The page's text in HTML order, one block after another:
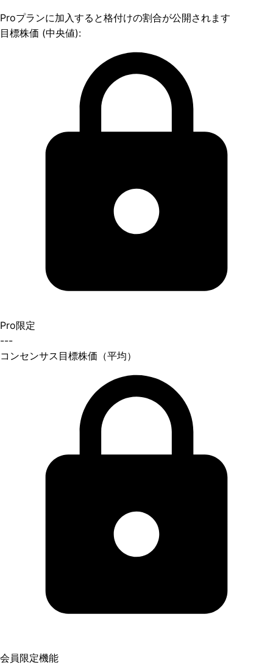
Proプランに加入すると格付けの割合が公開されます
目標株価 (中央値):
Pro限定
---
コンセンサス目標株価（平均）
会員限定機能